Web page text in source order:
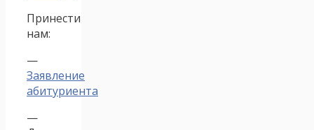
Принести
нам:
—
Заявление
абитуриента
—